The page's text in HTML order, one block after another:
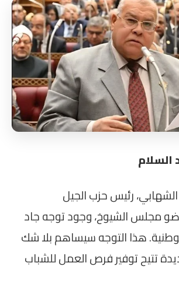
رئيس حزب الجيل
مجلس الشيوخ، وجود توجه جاد
هذا التوجه سيساهم بلا شك
تتيح توفير فرص العمل للشباب